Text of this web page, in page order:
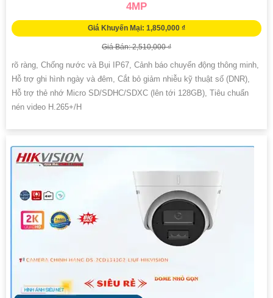
4MP
Giá Khuyến Mại: 1,850,000 ₫
Giá Bán: 2,510,000 ₫
rõ ràng, Chống nước và Bụi IP67, Cảnh báo chuyển động thông minh,
Hỗ trợ ghi hình ngày và đêm, Cắt bỏ giảm nhiễu kỹ thuật số (DNR),
Hỗ trợ thẻ nhớ Micro SD/SDHC/SDXC (lên tới 128GB), Tiêu chuẩn
nén video H.265+/H